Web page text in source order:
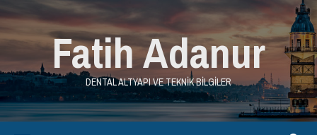
content
Fatih Adanur
DENTAL ALTYAPI VE TEKNIK BILGILER